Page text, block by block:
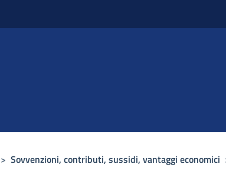
> Sovvenzioni, contributi, sussidi, vantaggi economici